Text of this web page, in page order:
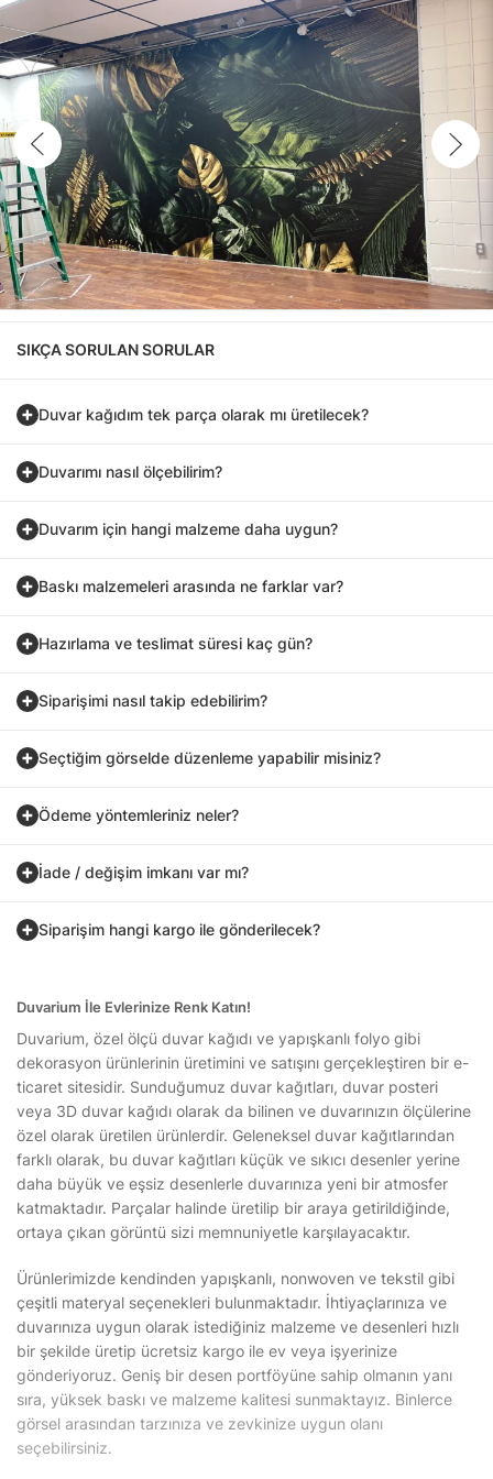
SIKÇA SORULAN SORULAR
Duvar kağıdım tek parça olarak mı üretilecek?
Duvarımı nasıl ölçebilirim?
Duvarım için hangi malzeme daha uygun?
Baskı malzemeleri arasında ne farklar var?
Hazırlama ve teslimat süresi kaç gün?
Siparişimi nasıl takip edebilirim?
Seçtiğim görselde düzenleme yapabilir misiniz?
Ödeme yöntemleriniz neler?
İade / değişim imkanı var mı?
Siparişim hangi kargo ile gönderilecek?
Duvarium İle Evlerinize Renk Katın!
Duvarium, özel ölçü duvar kağıdı ve yapışkanlı folyo gibi
dekorasyon ürünlerinin üretimini ve satışını gerçekleştiren bir e-
ticaret sitesidir. Sunduğumuz duvar kağıtları, duvar posteri
veya 3D duvar kağıdı olarak da bilinen ve duvarınızın ölçülerine
özel olarak üretilen ürünlerdir. Geleneksel duvar kağıtlarından
farklı olarak, bu duvar kağıtları küçük ve sıkıcı desenler yerine
daha büyük ve eşsiz desenlerle duvarınıza yeni bir atmosfer
katmaktadır. Parçalar halinde üretilip bir araya getirildiğinde,
ortaya çıkan görüntü sizi memnuniyetle karşılayacaktır.
Ürünlerimizde kendinden yapışkanlı, nonwoven ve tekstil gibi
çeşitli materyal seçenekleri bulunmaktadır. İhtiyaçlarınıza ve
duvarınıza uygun olarak istediğiniz malzeme ve desenleri hızlı
bir şekilde üretip ücretsiz kargo ile ev veya işyerinize
gönderiyoruz. Geniş bir desen portföyüne sahip olmanın yanı
sıra, yüksek baskı ve malzeme kalitesi sunmaktayız. Binlerce
görsel arasından tarzınıza ve zevkinize uygun olanı
seçebilirsiniz.